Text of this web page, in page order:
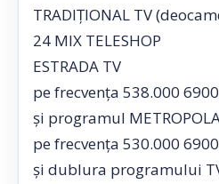
TRADIȚIONAL TV
24 MIX TELESHOP
ESTRADA TV
pe frecvența 538.000
și programul
pe frecvența 530.000
și dublura programului